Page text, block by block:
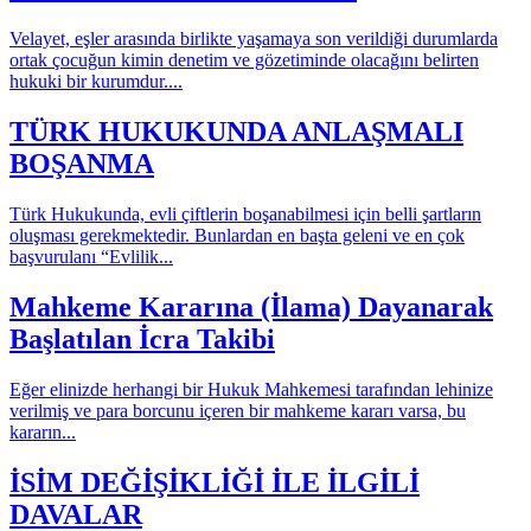
Velayet, eşler arasında birlikte yaşamaya son verildiği durumlarda
ortak çocuğun kimin denetim ve gözetiminde olacağını belirten
hukuki bir kurumdur....
TÜRK HUKUKUNDA ANLAŞMALI
BOŞANMA
Türk Hukukunda, evli çiftlerin boşanabilmesi için belli şartların
oluşması gerekmektedir. Bunlardan en başta geleni ve en çok
başvurulanı “Evlilik...
Mahkeme Kararına (İlama) Dayanarak
Başlatılan İcra Takibi
Eğer elinizde herhangi bir Hukuk Mahkemesi tarafından lehinize
verilmiş ve para borcunu içeren bir mahkeme kararı varsa, bu
kararın...
İSİM DEĞİŞİKLİĞİ İLE İLGİLİ
DAVALAR